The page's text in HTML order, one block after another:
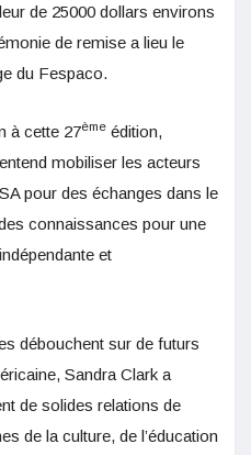
de 25000 dollars environs
de remise a lieu le
du Fespaco.
à cette 27ème édition,
mobiliser les acteurs
pour des échanges dans le
connaissances pour une
et
débouchent sur de futurs
Sandra Clark a
de solides relations de
de la culture, de l’éducation